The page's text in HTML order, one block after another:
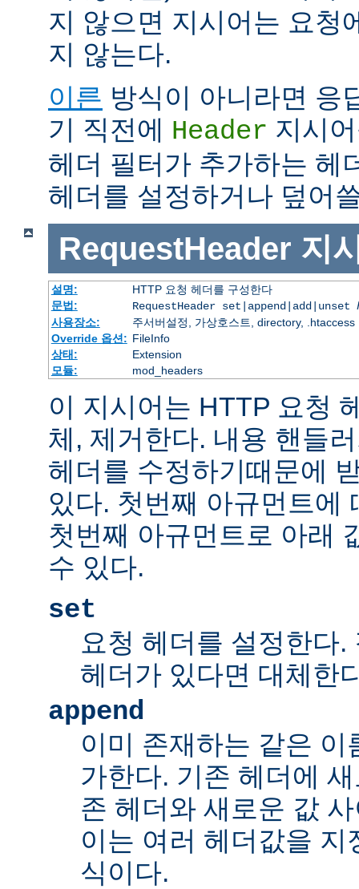
지 않으면 지시어는 요청
지 않는다.
이른 방식이 아니라면 응
기 직전에 Header 지시
헤더 필터가 추가하는 헤
헤더를 설정하거나 덮어
RequestHeader 지
설명:
HTTP 요청 헤더를 구성한다
문법:
RequestHeader set|append|add|unset
사용장소:
주서버설정, 가상호스트, directory, .htaccess
Override 옵션: FileInfo
상태:
Extension
모듈:
mod_headers
이 지시어는 HTTP 요청
체, 제거한다. 내용 핸들
헤더를 수정하기때문에
있다. 첫번째 아규먼트에
첫번째 아규먼트로 아래
수 있다.
set
요청 헤더를 설정한다
헤더가 있다면 대체한
append
이미 존재하는 같은
가한다. 기존 헤더에
존 헤더와 새로운 값
이는 여러 헤더값을
식이다.